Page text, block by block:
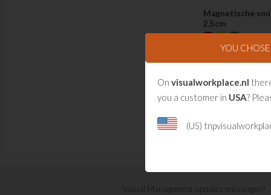
Magnetische
2,5cm
€5.95
Visual Management updates ontvangen?
YOU CHOSE
On visualworkplace.nl
you a customer in USA?
(US)